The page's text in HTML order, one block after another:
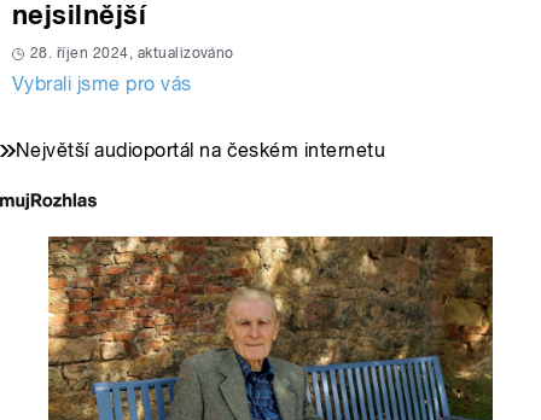
nejsilnější
28. říjen 2024, aktualizováno
Vybrali jsme pro vás
Největší audioportál na českém internetu